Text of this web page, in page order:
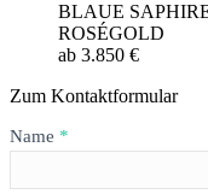
BLAUE
ROSÉGOLD
ab 3.850 €
Zum Kontaktformular
Formular
HAPPY
Name *